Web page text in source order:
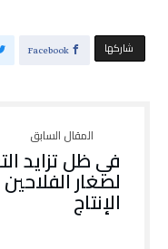
‫‫ شاركها‬ Facebook
في ظل تزايد
لصغار
الإنتاج